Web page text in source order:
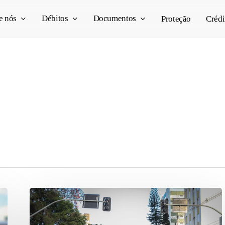
nós Débitos Documentos Proteção
[IPVA
2023]
Calendário